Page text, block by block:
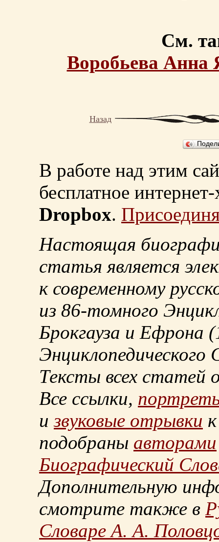
См.
Воробьева Анна
Назад
В работе над этим
бесплатное
Dropbox.
Настоящая
статья является
к современному
из 86-томного
Брокгауза и Ефрона
Энциклопедического
Тексты всех статей
Все ссылки,
извуковые отрывки
подобраны авторами
Биографический
Дополнительную
смотрите также в
Словаре А. А.